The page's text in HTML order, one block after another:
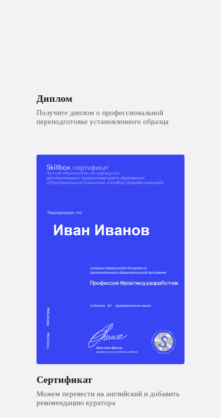
Диплом
Получите диплом о профессиональной
переподготовке установленного образца
Сертификат
Можем перевести на английский и добавить
рекомендацию куратора